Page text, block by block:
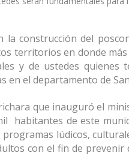
la construcción del
territorios en donde
y de ustedes quienes
en el departamento de
que inauguró el
habitantes de este
lúdicos,
con el fin de prevenir